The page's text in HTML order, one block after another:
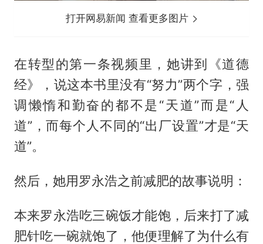
打开网易新闻 查看更多图片
在转型的第一条视频里，她讲到《道德
经》，说这本书里没有“努力”两个字，强
调懒惰和勤奋的都不是“天道”而是“人
道”，而每个人不同的“出厂设置”才是“天
道”。
然后，她用罗永浩之前减肥的故事说明：
本来罗永浩吃三碗饭才能饱，后来打了减
肥针吃一碗就饱了，他便理解了为什么有